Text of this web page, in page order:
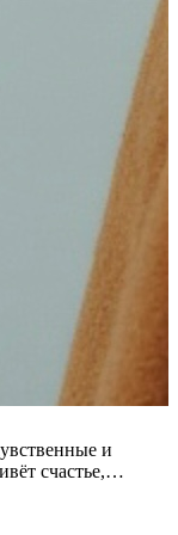
и
счастье,